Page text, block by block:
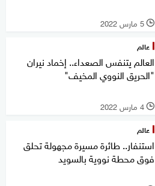
l 5 مارس 2022
عالم
العالم يتنفس الصعداء.. إخماد نيران
"الحريق النووي المخيف"
l 4 مارس 2022
عالم
استنفار.. طائرة مسيرة مجهولة تحلق
فوق محطة نووية بالسويد